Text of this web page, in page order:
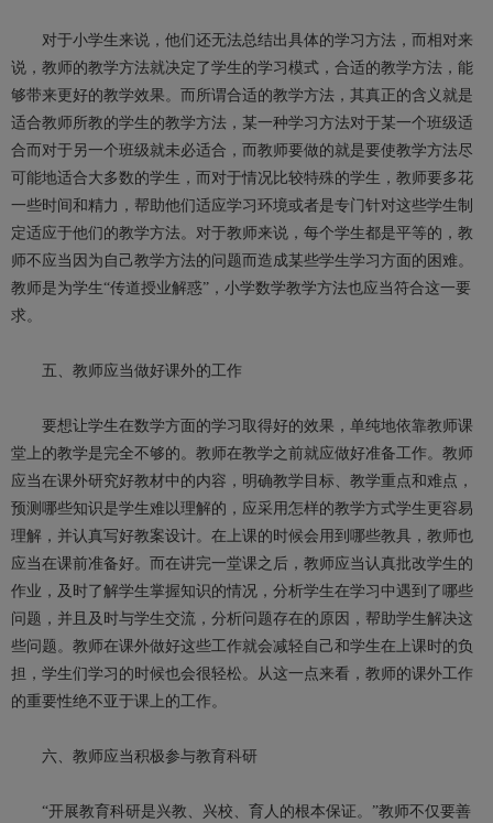
对于小学生来说，他们还无法总结出具体的学习方法，而相对来
说，教师的教学方法就决定了学生的学习模式，合适的教学方法，能
够带来更好的教学效果。而所谓合适的教学方法，其真正的含义就是
适合教师所教的学生的教学方法，某一种学习方法对于某一个班级适
合而对于另一个班级就未必适合，而教师要做的就是要使教学方法尽
可能地适合大多数的学生，而对于情况比较特殊的学生，教师要多花
一些时间和精力，帮助他们适应学习环境或者是专门针对这些学生制
定适应于他们的教学方法。对于教师来说，每个学生都是平等的，教
师不应当因为自己教学方法的问题而造成某些学生学习方面的困难。
教师是为学生“传道授业解惑”，小学数学教学方法也应当符合这一要
求。
五、教师应当做好课外的工作
要想让学生在数学方面的学习取得好的效果，单纯地依靠教师课
堂上的教学是完全不够的。教师在教学之前就应做好准备工作。教师
应当在课外研究好教材中的内容，明确教学目标、教学重点和难点，
预测哪些知识是学生难以理解的，应采用怎样的教学方式学生更容易
理解，并认真写好教案设计。在上课的时候会用到哪些教具，教师也
应当在课前准备好。而在讲完一堂课之后，教师应当认真批改学生的
作业，及时了解学生掌握知识的情况，分析学生在学习中遇到了哪些
问题，并且及时与学生交流，分析问题存在的原因，帮助学生解决这
些问题。教师在课外做好这些工作就会减轻自己和学生在上课时的负
担，学生们学习的时候也会很轻松。从这一点来看，教师的课外工作
的重要性绝不亚于课上的工作。
六、教师应当积极参与教育科研
“开展教育科研是兴教、兴校、育人的根本保证。”教师不仅要善